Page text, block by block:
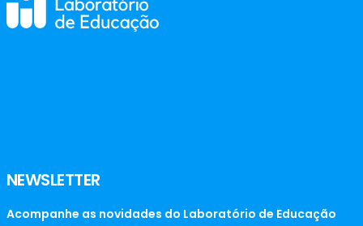
NEWSLETTER
Acompanhe as novidades do Laboratório de Educação